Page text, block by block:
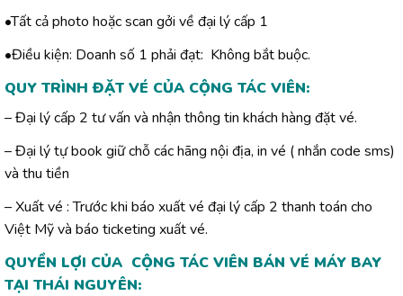
•Tất cả photo hoặc scan gởi về đại lý cấp 1
•Điều kiện: Doanh số 1 phải đạt: Không bắt buộc.
QUY TRÌNH ĐẶT VÉ CỦA CỘNG TÁC VIÊN:
– Đại lý cấp 2 tư vấn và nhận thông tin khách hàng đặt vé.
– Đại lý tự book giữ chỗ các hãng nội địa, in vé ( nhắn code sms)
và thu tiền
– Xuất vé : Trước khi báo xuất vé đại lý cấp 2 thanh toán cho
Việt Mỹ và báo ticketing xuất vé.
QUYỀN LỢI CỦA CỘNG TÁC VIÊN BÁN VÉ MÁY BAY
TẠI THÁI NGUYÊN: